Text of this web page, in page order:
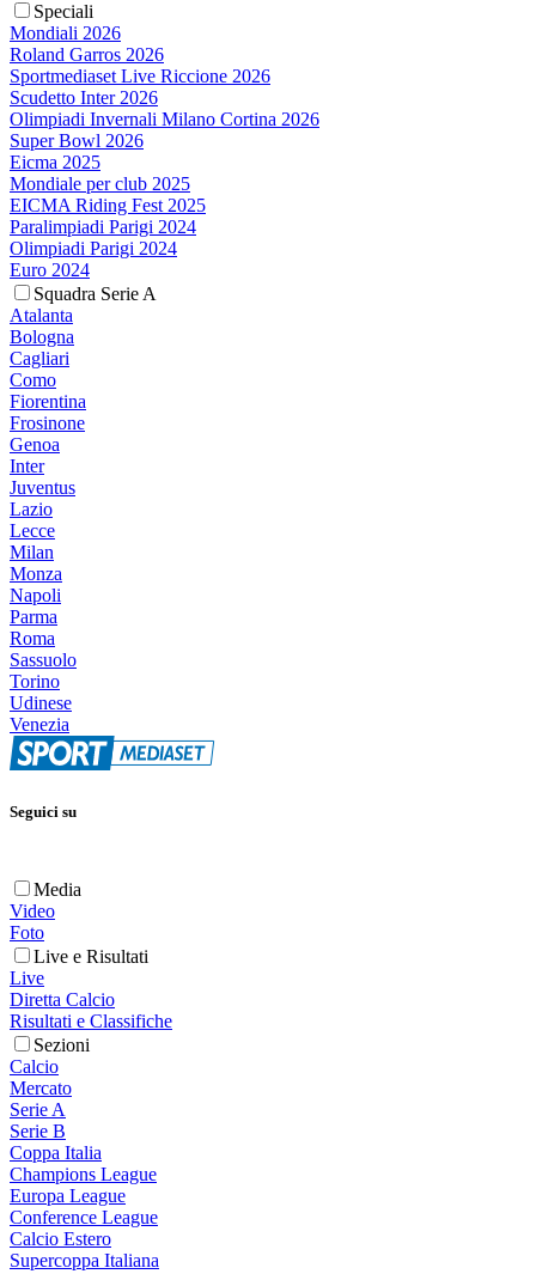
Speciali
Mondiali 2026
Roland Garros 2026
Sportmediaset Live Riccione 2026
Scudetto Inter 2026
Olimpiadi Invernali Milano Cortina 2026
Super Bowl 2026
Eicma 2025
Mondiale per club 2025
EICMA Riding Fest 2025
Paralimpiadi Parigi 2024
Olimpiadi Parigi 2024
Euro 2024
Squadra Serie A
Atalanta
Bologna
Cagliari
Como
Fiorentina
Frosinone
Genoa
Inter
Juventus
Lazio
Lecce
Milan
Monza
Napoli
Parma
Roma
Sassuolo
Torino
Udinese
Venezia
Seguici su
Media
Video
Foto
Live e Risultati
Live
Diretta Calcio
Risultati e Classifiche
Sezioni
Calcio
Mercato
Serie A
Serie B
Coppa Italia
Champions League
Europa League
Conference League
Calcio Estero
Supercoppa Italiana